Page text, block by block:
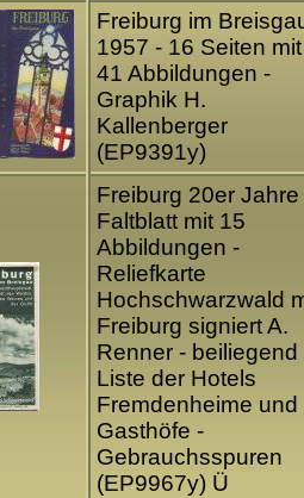
Freiburg im
1957 - 16 Seiten mit
41 Abbildungen -
Graphik H.
Kallenberger
(EP9391y)
Freiburg 20er Jahre
Faltblatt mit 15
Abbildungen -
Reliefkarte
Hochschwarzwald
Freiburg signiert A.
Renner - beiliegend
Liste der Hotels
Fremdenheime und
Gasthöfe -
Gebrauchsspuren
(EP9967y) Ü